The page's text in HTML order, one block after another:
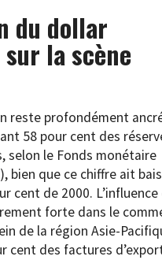
du dollar
la scène
reste profondément
58 pour cent des
selon le Fonds monétaire
), bien que ce chiffre ait
cent de 2000.
forte dans le
de la région Asie-
cent des factures